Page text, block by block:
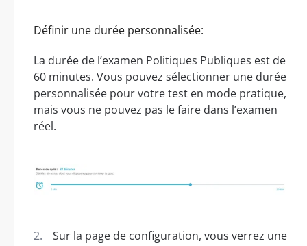
Définir une durée personnalisée:
La durée de l’examen Politiques Publiques est de
60 minutes. Vous pouvez sélectionner une durée
personnalisée pour votre test en mode pratique,
mais vous ne pouvez pas le faire dans l’examen
réel.
Sur la page de configuration, vous verrez une